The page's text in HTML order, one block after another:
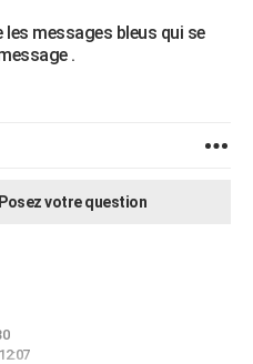
les messages bleus qui se
.
Posez votre question